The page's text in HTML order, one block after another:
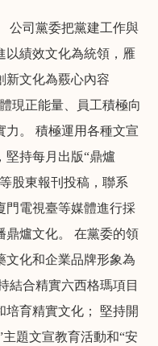
公司黨委把黨建工作與
以績效文化為統領，雁
新文化為覈心內容
現正能量、員工積極向
力。 積極運用各種文宣
堅持每月出版“鼎爐
股東報刊投稿，聯系
門電視臺等媒體進行採
鼎爐文化。 在黨委的領
文化和企業品牌形象為
結合精實六西格瑪項目
培育精實文化； 堅持開
主題文宣教育活動和“安